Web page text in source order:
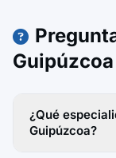
Guipúzcoa
¿Qué
Guipúzcoa?